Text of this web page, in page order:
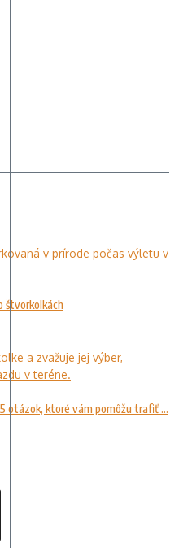
štvorkolkách
otázok, ktoré vám pomôžu trafiť ...